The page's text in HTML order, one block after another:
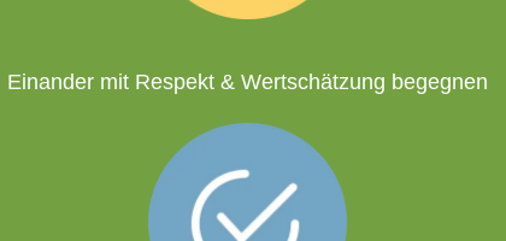
Einander mit Respekt & Wertschätzung begegnen